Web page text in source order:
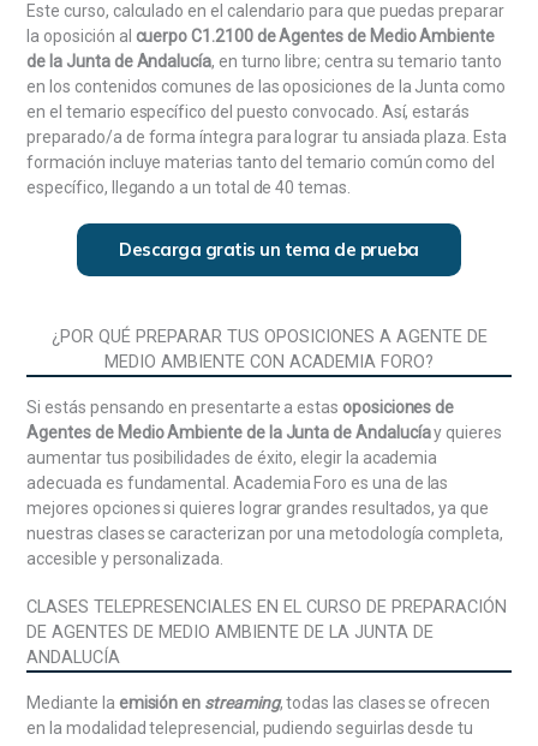
Organización Institucional de la Comunidad
Autónoma de Andalucía: Parlamento de Andalucía.
Composición, atribuciones y funcionamiento.
Presidencia de la Junta de Andalucía. Elección,
estatuto personal y atribuciones. Vicepresidencia.
Consejo de Gobierno: Composición, atribuciones y
funcionamiento. Tribunal Superior de Justicia de
Andalucía. Defensor del Pueblo de Andalucía.
Cámara de Cuentas de Andalucía. Oficina Andaluza
contra el Fraude y la Corrupción.
La Administración de la Comunidad Autónoma de
Andalucía: Principios de organización, actuación y
atención a la ciudadanía. Principios de organización
y funcionamiento. Organización general. Tipos de
órganos. Órganos centrales y territoriales. Entidades
Instrumentales de la Administración de la Junta de
Andalucía.
La Administración Pública: Concepto, caracteres y
clasificación. El Derecho Administrativo: Concepto y
Jerarquía normativa. La Ley: Concepto y clases.
Disposiciones del ejecutivo con fuerza de Ley. El
Reglamento: Concepto y clasificación.
Los órganos administrativos: Concepto y clases. La
competencia: Clases y criterios de delimitación. El
Este curso, calculado en el calendario para que puedas preparar
la oposición al cuerpo C1.2100 de Agentes de Medio Ambiente
de la Junta de Andalucía, en turno libre; centra su temario tanto
en los contenidos comunes de las oposiciones de la Junta como
en el temario específico del puesto convocado. Así, estarás
preparado/a de forma íntegra para lograr tu ansiada plaza. Esta
formación incluye materias tanto del temario común como del
específico, llegando a un total de 40 temas.
Descarga gratis un tema de prueba
¿POR QUÉ PREPARAR TUS OPOSICIONES A AGENTE DE
MEDIO AMBIENTE CON ACADEMIA FORO?
Si estás pensando en presentarte a estas oposiciones de
Agentes de Medio Ambiente de la Junta de Andalucíay quieres
aumentar tus posibilidades de éxito, elegir la academia
adecuada es fundamental. Academia Foro es una de las
mejores opciones si quieres lograr grandes resultados, ya que
nuestras clases se caracterizan por una metodología completa,
accesible y personalizada.
CLASES TELEPRESENCIALES EN EL CURSO DE PREPARACIÓN
DE AGENTES DE MEDIO AMBIENTE DE LA JUNTA DE
ANDALUCÍA
Mediante la emisión en streaming, todas las clases se ofrecen
en la modalidad telepresencial, pudiendo seguirlas desde tu